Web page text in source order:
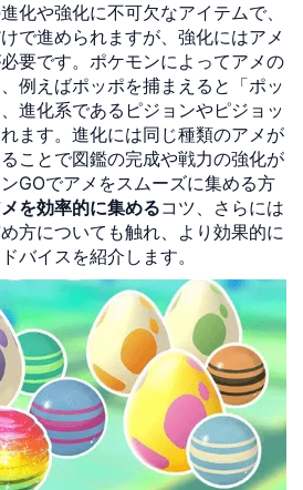
化や強化に不可欠なアイテムで、
で進められますが、強化にはアメ
要です。ポケモンによってアメの
例えばポッポを捕まえると「ポッ
進化系であるピジョンやピジョッ
ます。進化には同じ種類のアメが
ことで図鑑の完成や戦力の強化が
GOでアメをスムーズに集める方
を効率的に集めるコツ、さらには
方についても触れ、より効果的に
バイスを紹介します。